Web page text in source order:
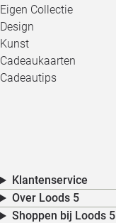
Eigen Collectie
Design
Kunst
Cadeaukaarten
Cadeautips
Klantenservice
Over Loods 5
Shoppen bij Loods 5